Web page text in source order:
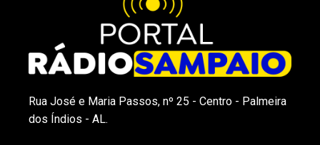
Rua José e Maria Passos, nº 25 - Centro - Palmeira
dos Índios - AL.